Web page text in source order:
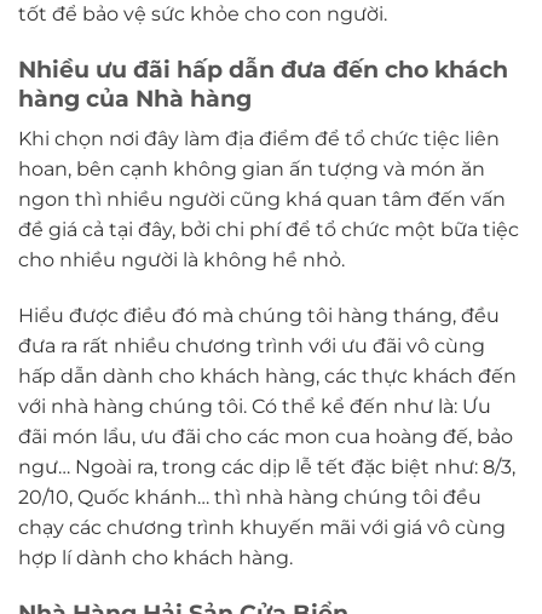
tốt để bảo vệ sức khỏe cho con người.
Nhiều ưu đãi hấp dẫn đưa đến cho khách
hàng của Nhà hàng
Khi chọn nơi đây làm địa điểm để tổ chức tiệc liên
hoan, bên cạnh không gian ấn tượng và món ăn
ngon thì nhiều người cũng khá quan tâm đến vấn
đề giá cả tại đây, bởi chi phí để tổ chức một bữa tiệc
cho nhiều người là không hề nhỏ.
Hiểu được điều đó mà chúng tôi hàng tháng, đều
đưa ra rất nhiều chương trình với ưu đãi vô cùng
hấp dẫn dành cho khách hàng, các thực khách đến
với nhà hàng chúng tôi. Có thể kể đến như là: Ưu
đãi món lẩu, ưu đãi cho các mon cua hoàng đế, bảo
ngư… Ngoài ra, trong các dịp lễ tết đặc biệt như: 8/3,
20/10, Quốc khánh… thì nhà hàng chúng tôi đều
chạy các chương trình khuyến mãi với giá vô cùng
hợp lí dành cho khách hàng.